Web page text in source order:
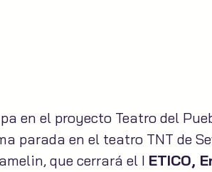
en el proyecto Teatro del
parada en el teatro TNT de
que cerrará el I ETICO,